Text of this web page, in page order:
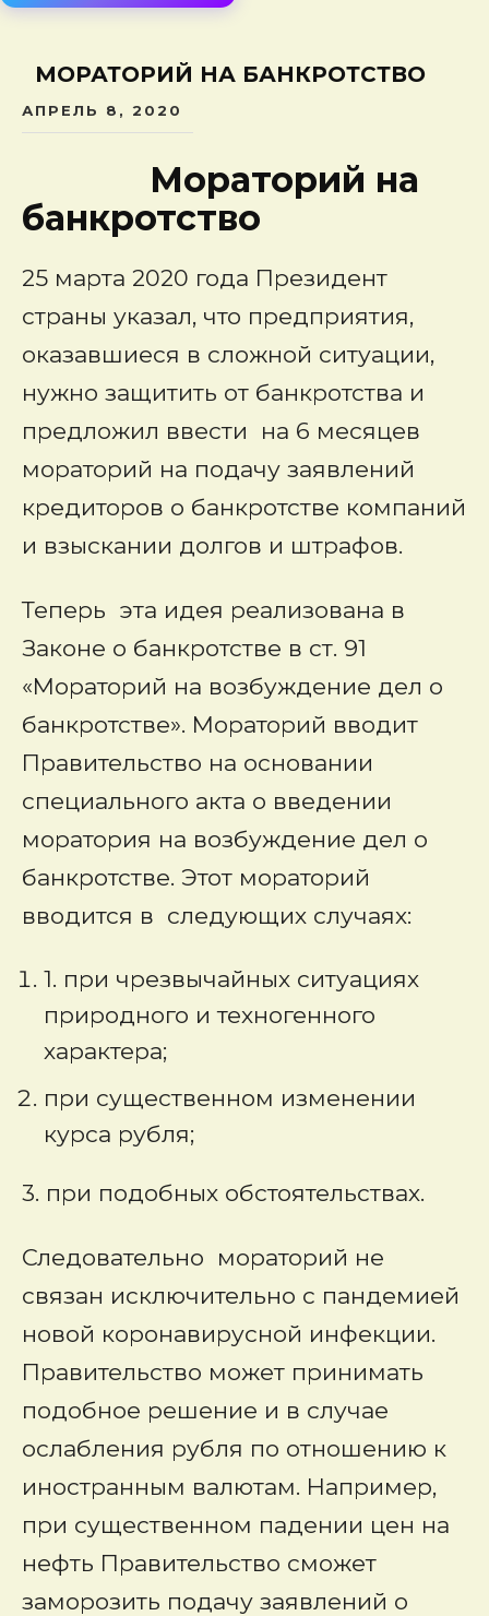
МОРАТОРИЙ НА БАНКРОТСТВО
АПРЕЛЬ 8, 2020
Мораторий на
банкротство
25 марта 2020 года Президент
страны указал, что предприятия,
оказавшиеся в сложной ситуации,
нужно защитить от банкротства и
предложил ввести на 6 месяцев
мораторий на подачу заявлений
кредиторов о банкротстве компаний
и взыскании долгов и штрафов.
Теперь эта идея реализована в
Законе о банкротстве в ст. 91
«Мораторий на возбуждение дел о
банкротстве». Мораторий вводит
Правительство на основании
специального акта о введении
моратория на возбуждение дел о
банкротстве. Этот мораторий
вводится в следующих случаях:
1. при чрезвычайных ситуациях
природного и техногенного
характера;
при существенном изменении
курса рубля;
3. при подобных обстоятельствах.
Следовательно мораторий не
связан исключительно с пандемией
новой коронавирусной инфекции.
Правительство может принимать
подобное решение и в случае
ослабления рубля по отношению к
иностранным валютам. Например,
при существенном падении цен на
нефть Правительство сможет
заморозить подачу заявлений о